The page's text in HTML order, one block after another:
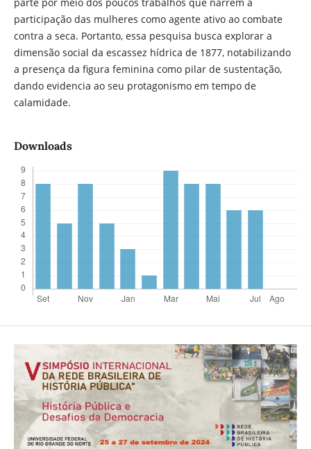
participação das mulheres como agente ativo ao combate
contra a seca. Portanto, essa pesquisa busca explorar a
dimensão social da escassez hídrica de 1877, notabilizando
a presença da figura feminina como pilar de sustentação,
dando evidencia ao seu protagonismo em tempo de
calamidade.
Downloads